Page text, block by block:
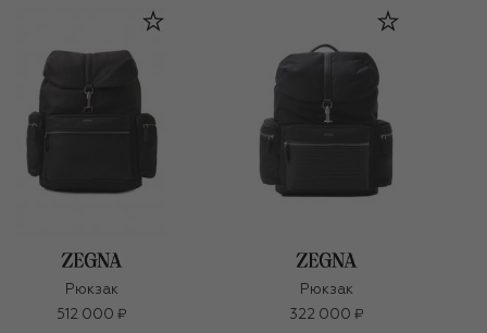
Рюкзак
512 000 ₽
Рюкзак
322 000 ₽